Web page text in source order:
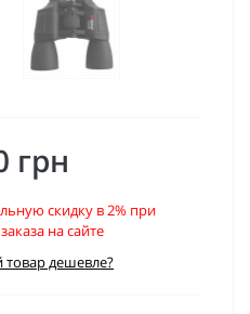
грн
скидку в 2% при
на сайте
дешевле?